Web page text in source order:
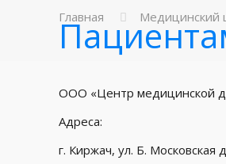
Главная
ООО «Центр медицинской
Адреса:
г. Киржач, ул. Б.